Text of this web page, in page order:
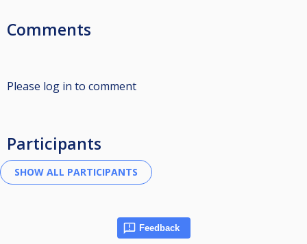
Comments
Please log in to comment
Participants
Feedback